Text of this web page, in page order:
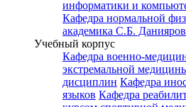
информатики и
Кафедра нормальной
академика С.Б.
Учебный корпус
Кафедра военно-
экстремальной
дисциплин Кафедра
языков Кафедра